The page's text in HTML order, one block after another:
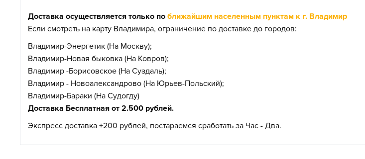
Доставка осуществляется только по ближайшим населенным пунктам к г. Владимир
Если смотреть на карту Владимира, ограничение по доставке до городов:
Владимир-Энергетик (На Москву);
Владимир-Новая быковка (На Ковров);
Владимир -Борисовское (На Суздаль);
Владимир - Новоалександрово (На Юрьев-Польский);
Владимир-Бараки (На Судогду)
Доставка Бесплатная от 2.500 рублей.
Экспресс доставка +200 рублей, постараемся сработать за Час - Два.